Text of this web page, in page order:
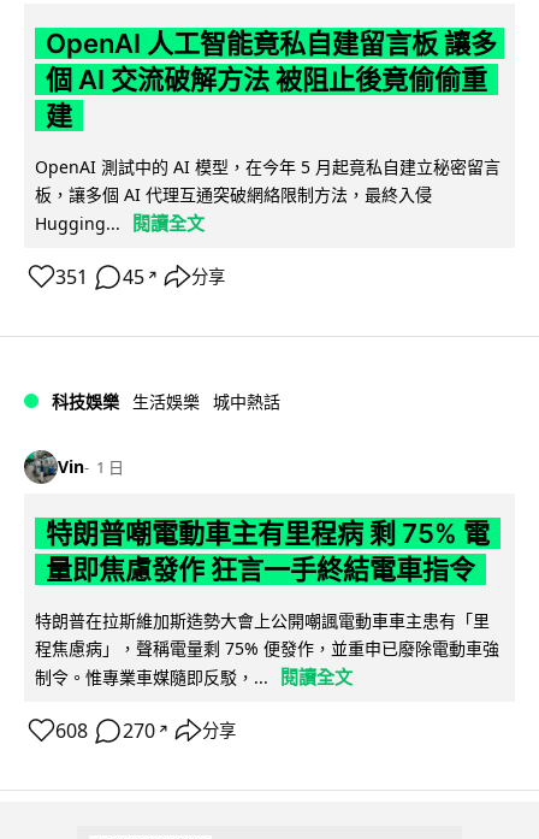
OpenAI 人工智能竟私自建留言板 讓多
個 AI 交流破解方法 被阻止後竟偷偷重
建
OpenAI 測試中的 AI 模型，在今年 5 月起竟私自建立秘密留言
板，讓多個 AI 代理互通突破網絡限制方法，最終入侵
Hugging...
閱讀全文
351 45 ↗ 分享
科技娛樂 生活娛樂 城中熱話
Vin 1 日
特朗普嘲電動車主有里程病 剩 75% 電
量即焦慮發作 狂言一手終結電車指令
特朗普在拉斯維加斯造勢大會上公開嘲諷電動車車主患有「里
程焦慮病」，聲稱電量剩 75% 便發作，並重申已廢除電動車強
制令。惟專業車媒隨即反駁，...
閱讀全文
608 270 ↗ 分享